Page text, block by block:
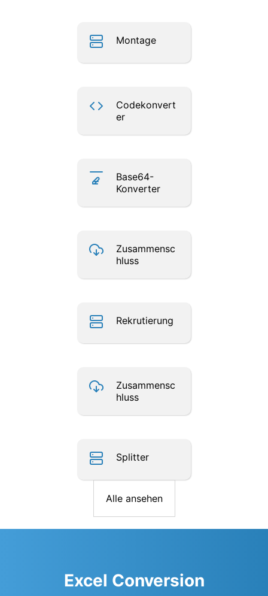
Montage
Codekonvert
er
Base64-
Konverter
Zusammensc
hluss
Rekrutierung
Zusammensc
hluss
Splitter
Alle ansehen
Excel Conversion